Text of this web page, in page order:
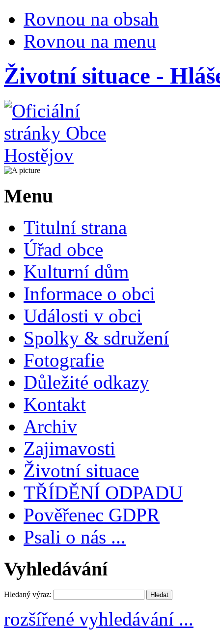
Rovnou na obsah
Rovnou na menu
Životní situace -
Menu
Titulní strana
Úřad obce
Kulturní dům
Informace o obci
Události v obci
Spolky & sdružení
Fotografie
Důležité odkazy
Kontakt
Archiv
Zajimavosti
Životní situace
TŘÍDĚNÍ ODPADU
Pověřenec GDPR
Psali o nás ...
Vyhledávání
Hledaný výraz:
rozšířené vyhledávání ...